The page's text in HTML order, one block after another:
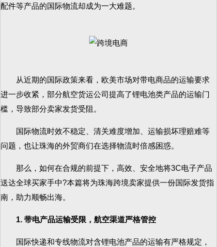
配件等产品的国际物流却成为一大难题。
从近期的国际政策来看，欧美市场对带电商品的运输要求
进一步收紧，部分航空货运公司提高了锂电池类产品的运输门
槛，导致部分卖家发货受阻。
国际物流时效不稳定、清关难度增加、运输损坏理赔难等
问题，也让珠海的外贸商们在选择物流时倍感困惑。
那么，如何在合规的前提下，高效、安全地将3C电子产品
送达全球买家手中?本篇将为珠海跨境卖家提供一份国际发货指
南，助力顺畅出海。
1. 带电产品运输受限，航空渠道严格管控
国际快递和专线物流对含锂电池产品的运输有严格规定，